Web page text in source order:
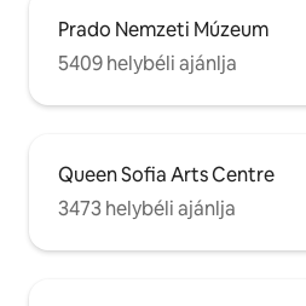
rendelkezik.
Prado Nemzeti Múzeum
5409 helybéli ajánlja
Queen Sofia Arts Centre
3473 helybéli ajánlja